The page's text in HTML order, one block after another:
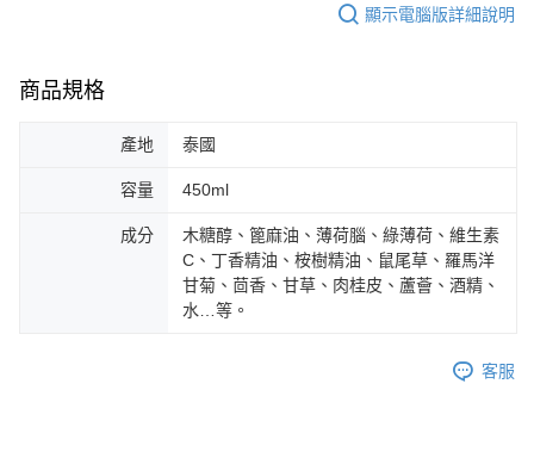
顯示電腦版詳細說明
商品規格
產地 泰國
容量 450ml
成分
木糖醇、篦麻油、薄荷腦、綠薄荷、維生素
C、丁香精油、桉樹精油、鼠尾草、羅馬洋
甘菊、茴香、甘草、肉桂皮、蘆薈、酒精、
水…等。
客服